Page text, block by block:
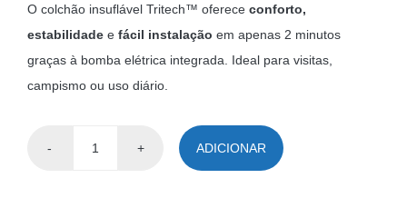
original
era:
46,58 €.
atual
é:
43,95 €.
O colchão insuflável Tritech™ oferece conforto,
estabilidadee fácil instalação em apenas 2 minutos
graças à bomba elétrica integrada. Ideal para visitas,
campismo ou uso diário.
ADICIONAR